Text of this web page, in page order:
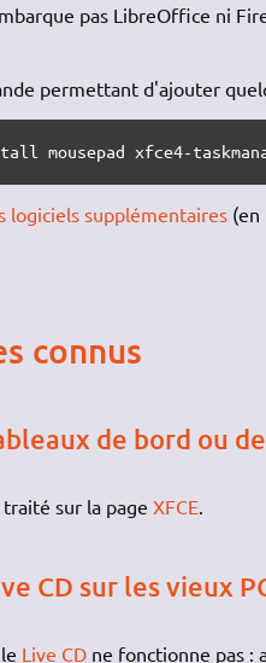
pas LibreOffice ni
permettant d'ajouter
mousepad xfce4-
logiciels supplémentaires(en
connus
de bord ou
sur la page XFCE.
CD sur les vieux
Live CDne fonctionne pas :